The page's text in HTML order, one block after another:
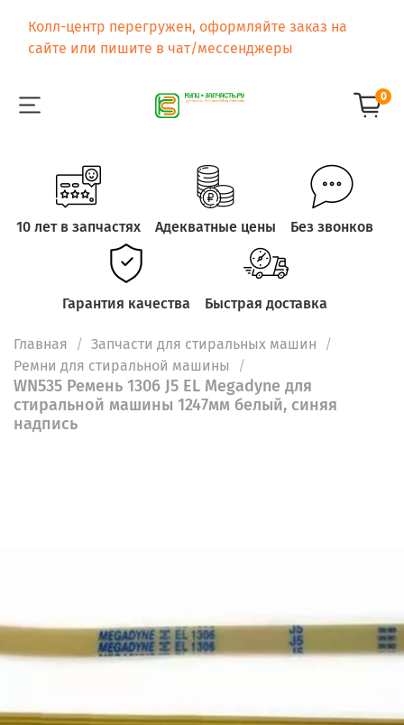
Колл-центр перегружен, оформляйте заказ на
сайте или пишите в чат/мессенджеры
0
10 лет в запчастях Адекватные цены Без звонков
Гарантия качества Быстрая доставка
Главная
Запчасти для стиральных машин
Ремни для стиральной машины
WN535 Ремень 1306 J5 EL Megadyne для
стиральной машины 1247мм белый, синяя
надпись